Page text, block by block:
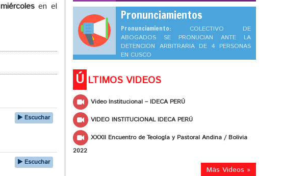
miércolesen el
Escuchar
Escuchar
Pronunciamientos
Pronunciamiento: COLECTIVO DE
ABOGADOS SE PRONUCIAN ANTE LA
DETENCION ARBITRARIA DE 4 PERSONAS
EN CUSCO
Ú LTIMOS VIDEOS
Video Institucional – IDECA PERÚ
VIDEO INSTITUCIONAL IDECA PERÚ
XXXII Encuentro de Teología y Pastoral Andina / Bolivia
2022
Más Videos »